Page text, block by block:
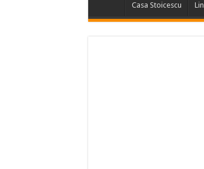
Casa Stoicescu